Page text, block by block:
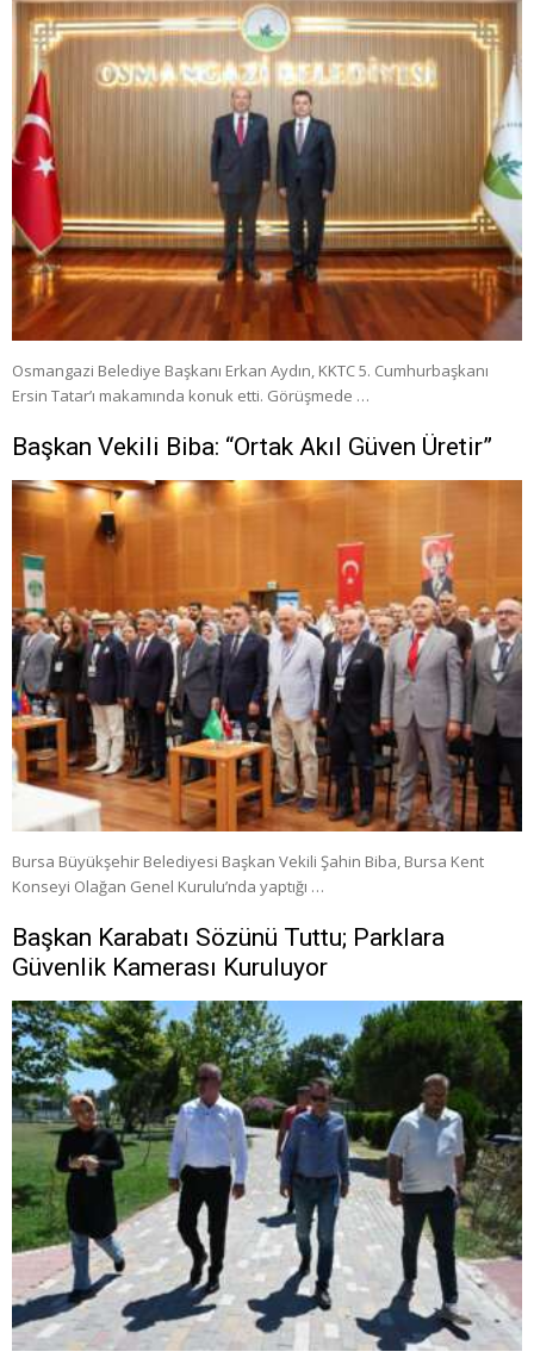
Osmangazi Belediye Başkanı Erkan Aydın, KKTC 5. Cumhurbaşkanı
Ersin Tatar’ı makamında konuk etti. Görüşmede …
Başkan Vekili Biba: “Ortak Akıl Güven Üretir”
Bursa Büyükşehir Belediyesi Başkan Vekili Şahin Biba, Bursa Kent
Konseyi Olağan Genel Kurulu’nda yaptığı …
Başkan Karabatı Sözünü Tuttu; Parklara
Güvenlik Kamerası Kuruluyor